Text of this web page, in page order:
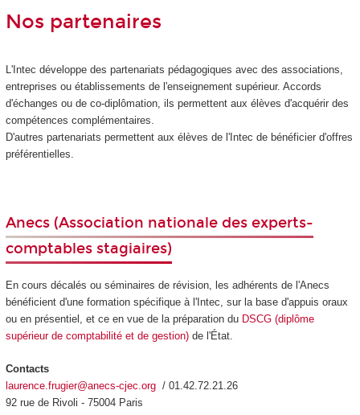
Nos partenaires
L'Intec développe des partenariats pédagogiques avec des associations,
entreprises ou établissements de l'enseignement supérieur. Accords
d'échanges ou de co-diplômation, ils permettent aux élèves d'acquérir des
compétences complémentaires.
D'autres partenariats permettent aux élèves de l'Intec de bénéficier d'offres
préférentielles.
Anecs (Association nationale des experts-
comptables stagiaires)
En cours décalés ou séminaires de révision, les adhérents de l'Anecs
bénéficient d'une formation spécifique à l'Intec, sur la base d'appuis oraux
ou en présentiel, et ce en vue de la préparation du DSCG (diplôme
supérieur de comptabilité et de gestion)de l'État.
Contacts
laurence.frugier@anecs-cjec.org / 01.42.72.21.26
92 rue de Rivoli - 75004 Paris